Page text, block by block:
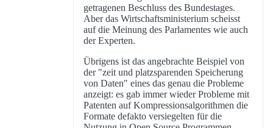
getragenen Beschluss des Bundestages.
Aber das Wirtschaftsministerium scheisst
auf die Meinung des Parlamentes wie auch
der Experten.
Übrigens ist das angebrachte Beispiel von
der "zeit und platzsparenden Speicherung
von Daten" eines das genau die Probleme
anzeigt: es gab immer wieder Probleme mit
Patenten auf Kompressionsalgorithmen die
Formate defakto versiegelten für die